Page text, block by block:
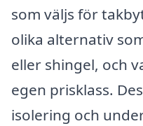
som väljs för
olika alternativ
eller shingel, och
egen prisklass.
isolering och